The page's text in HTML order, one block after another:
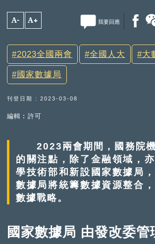
A- A+ 我要回應
2023全國兩會 全國人大 大
國家數據局
刊登日期 : 2023-03-08
編輯︰許可
2023兩會期間，國務院機
的關注點，除了金融領域，
學技術部和新設國家數據局
數據局將統籌數據資源整合
數據戰略。
國家數據局 由發改委管